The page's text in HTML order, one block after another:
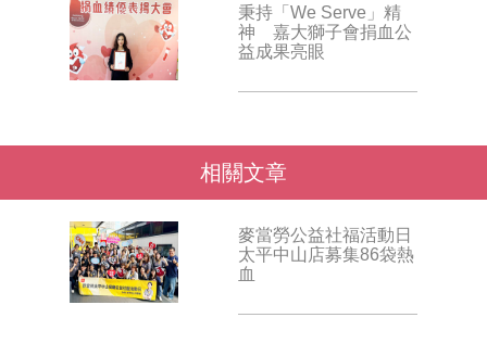
秉持「We Serve」精
神 嘉大獅子會捐血公
益成果亮眼
相關文章
麥當勞公益社福活動日
太平中山店募集86袋熱
血